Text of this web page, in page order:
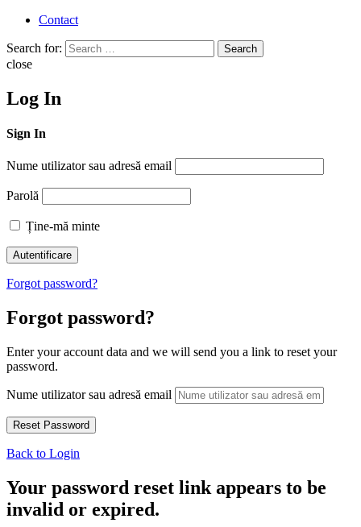
Contact
Search for: Search
close
Log In
Sign In
Nume utilizator sau adresă email
Parolă
Ține-mă minte
Forgot password?
Forgot password?
Enter your account data and we will send you a link to reset your
password.
Nume utilizator sau adresă email
Back to Login
Your password reset link appears to be
invalid or expired.